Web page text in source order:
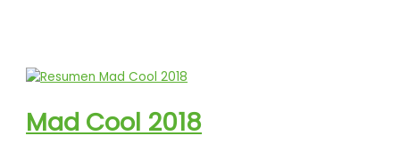
Mad Cool 2018